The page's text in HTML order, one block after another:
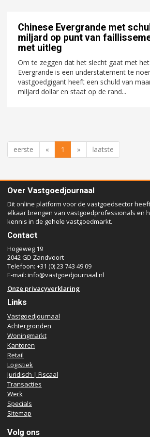
Chinese Evergrande met
miljard op punt van
met uitleg
Om te zeggen dat het slecht gaat met het
Evergrande is een understatement te
vastgoedgigant heeft een schuld van
miljard dollar en staat op de rand...
eerste « 1 » laatste
Over Vastgoedjournaal
Dit online platform voor de vastgoedsector
elkaar brengen van vastgoedprofessionals en
kennis in de gehele vastgoedmarkt.
Contact
Hogeweg 19
2042 GD Zandvoort
Telefoon: +31 (0) 23 743 49 09
E-mail: info@vastgoedjournaal.nl
Onze privacyverklaring
Links
Vastgoedjournaal
Achtergronden
Woningmarkt
Kantoren
Retail
Logistiek
Juridisch | Fiscaal
Transacties
Werk
Specials
Sitemap
Volg ons